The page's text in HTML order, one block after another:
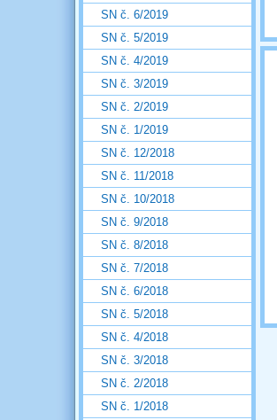
SN č. 6/2019
SN č. 5/2019
SN č. 4/2019
SN č. 3/2019
SN č. 2/2019
SN č. 1/2019
SN č. 12/2018
SN č. 11/2018
SN č. 10/2018
SN č. 9/2018
SN č. 8/2018
SN č. 7/2018
SN č. 6/2018
SN č. 5/2018
SN č. 4/2018
SN č. 3/2018
SN č. 2/2018
SN č. 1/2018